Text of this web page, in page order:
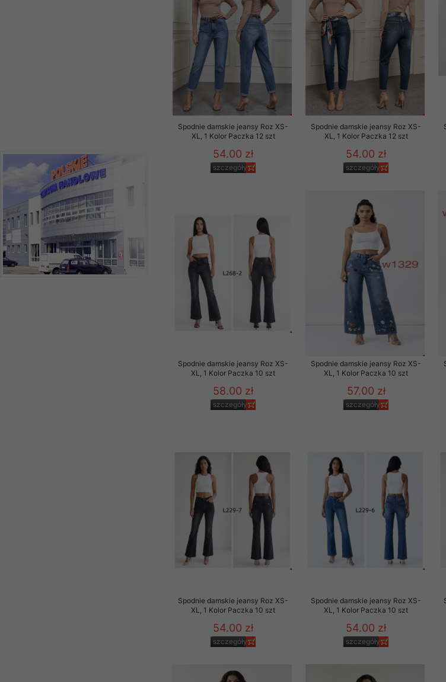
Spodnie damskie jeansy Roz XS-
XL, 1 Kolor Paczka 12 szt
54.00 zł
szczegóły
Spodnie damskie jeansy Roz XS-
XL, 1 Kolor Paczka 12 szt
54.00 zł
szczegóły
Spodnie damskie jeansy Roz XS-
XL, 1 Kolor Paczka 10 szt
58.00 zł
szczegóły
Spodnie damskie jeansy Roz XS-
XL, 1 Kolor Paczka 10 szt
57.00 zł
szczegóły
Spodnie damskie jeansy Roz XS-
XL, 1 Kolor Paczka 10 szt
54.00 zł
szczegóły
Spodnie damskie jeansy Roz XS-
XL, 1 Kolor Paczka 10 szt
54.00 zł
szczegóły
Materiały reklamowo - promocyjne wysyłamy Klientom jedynie
szczególności newslettera wysyłanego Klientowi, jeżeli
zawierającego akceptację na otrzymywanie newslettera o
naszym Sklepie. Materiały te dotyczą wyłącznie oferty naszego
Wszelkie pytania, wnioski i sugestie odnoszące się do ochrony
osobowych prosimy zgłaszać na email